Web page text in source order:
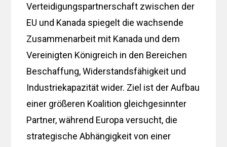
Verteidigungspartnerschaft zwischen der
EU und Kanada spiegelt die wachsende
Zusammenarbeit mit Kanada und dem
Vereinigten Königreich in den Bereichen
Beschaffung, Widerstandsfähigkeit und
Industriekapazität wider. Ziel ist der Aufbau
einer größeren Koalition gleichgesinnter
Partner, während Europa versucht, die
strategische Abhängigkeit von einer